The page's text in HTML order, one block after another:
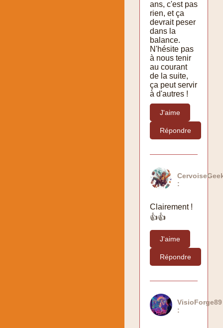
ans, c'est pas
rien, et ça
devrait peser
dans la
balance.
N'hésite pas
à nous tenir
au courant
de la suite,
ça peut servir
à d'autres !
J'aime
Répondre
:
Clairement !
👍👍
J'aime
Répondre
VisioForge89
: